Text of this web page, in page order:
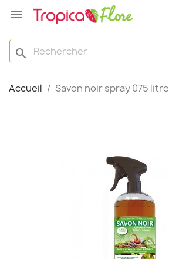

search
Accueil Savon noir spray 075 litre